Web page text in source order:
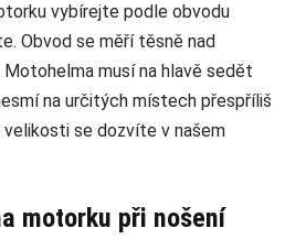
vybírejte podle obvodu
Obvod se měří těsně nad
Motohelma musí na hlavě sedět
na určitých místech přespříliš
se dozvíte v našem
motorku při nošení